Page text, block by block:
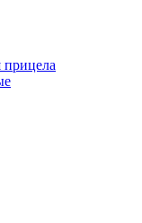
прицела